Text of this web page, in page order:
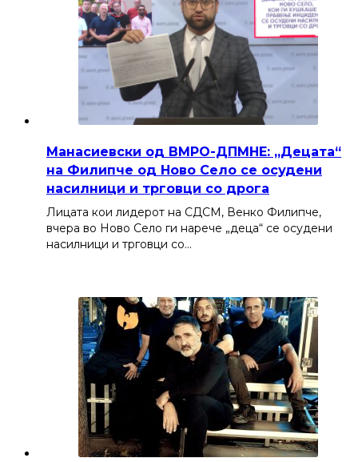
Манасиевски од ВМРО-ДПМНЕ: „Децата“
на Филипче од Ново Село се осудени
насилници и трговци со дрога
Лицата кои лидерот на СДСМ, Венко Филипче,
вчера во Ново Село ги нарече „деца“ се осудени
насилници и трговци со…